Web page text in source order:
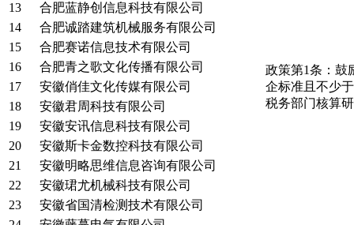
政策第1条：鼓
企标准且不少
税务部门核算
13
合肥蓝静创信息科技有限公司
14
合肥诚踏建筑机械服务有限公司
15
合肥赛诺信息技术有限公司
16
合肥青之歌文化传播有限公司
17
安徽俏佳文化传媒有限公司
18
安徽君周科技有限公司
19
安徽安讯信息科技有限公司
20
安徽斯卡金数控科技有限公司
21
安徽明略思维信息咨询有限公司
22
安徽珺尤机械科技有限公司
23
安徽省国清检测技术有限公司